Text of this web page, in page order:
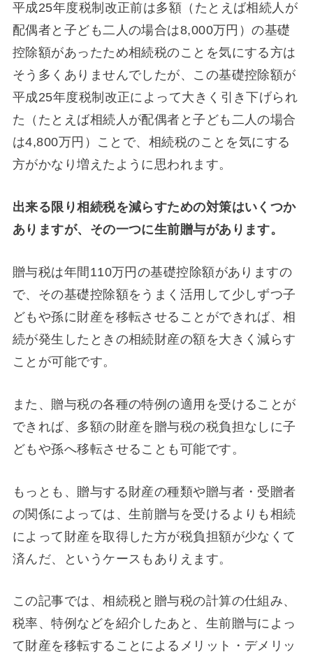
平成25年度税制改正前は多額（たとえば相続人が
配偶者と子ども二人の場合は8,000万円）の基礎
控除額があったため相続税のことを気にする方は
そう多くありませんでしたが、この基礎控除額が
平成25年度税制改正によって大きく引き下げられ
た（たとえば相続人が配偶者と子ども二人の場合
は4,800万円）ことで、相続税のことを気にする
方がかなり増えたように思われます。
出来る限り相続税を減らすための対策はいくつか
ありますが、その一つに生前贈与があります。
贈与税は年間110万円の基礎控除額がありますの
で、その基礎控除額をうまく活用して少しずつ子
どもや孫に財産を移転させることができれば、相
続が発生したときの相続財産の額を大きく減らす
ことが可能です。
また、贈与税の各種の特例の適用を受けることが
できれば、多額の財産を贈与税の税負担なしに子
どもや孫へ移転させることも可能です。
もっとも、贈与する財産の種類や贈与者・受贈者
の関係によっては、生前贈与を受けるよりも相続
によって財産を取得した方が税負担額が少なくて
済んだ、というケースもありえます。
この記事では、相続税と贈与税の計算の仕組み、
税率、特例などを紹介したあと、生前贈与によっ
て財産を移転することによるメリット・デメリッ